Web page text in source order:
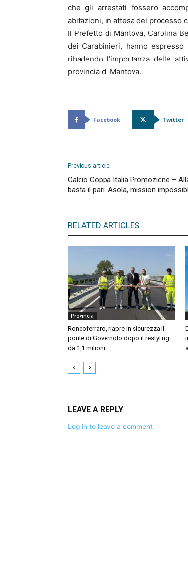
che gli arrestati fossero
abitazioni, in attesa del processo
Il Prefetto di Mantova, Carolina
dei Carabinieri, hanno
ribadendo l’importanza delle
provincia di Mantova.
Facebook Twitter
Previous article
Calcio Coppa Italia Promozione –
basta il pari. Asola, mission
RELATED ARTICLES
Provincia
Roncoferraro, riapre in sicurezza il
ponte di Governolo dopo il restyling
da 1,1 milioni
LEAVE A REPLY
Log in to leave a comment